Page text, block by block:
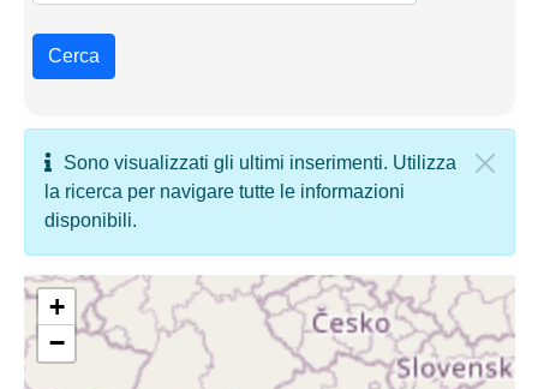
Cerca
Sono visualizzati gli ultimi inserimenti. Utilizza
la ricerca per navigare tutte le informazioni
disponibili.
+
−